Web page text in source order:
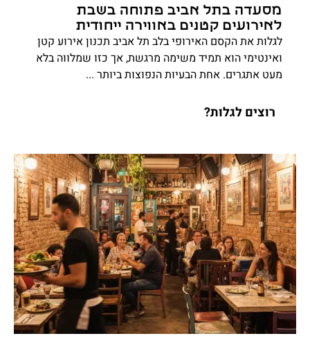
מסעדה בתל אביב פתוחה בשבת
לאירועים קטנים באווירה ייחודית
לגלות את הקסם האירופי בלב תל אביב תכנון אירוע קטן
ואינטימי הוא תמיד משימה מרגשת, אך כזו שמלווה בלא
מעט אתגרים. אחת הבעיות הנפוצות ביותר ...
רוצים לגלות?